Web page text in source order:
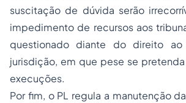
suscitação de dúvida serão
impedimento de recursos aos
questionado diante do direito
jurisdição, em que pese se
execuções.
Por fim, o PL regula a manutenção